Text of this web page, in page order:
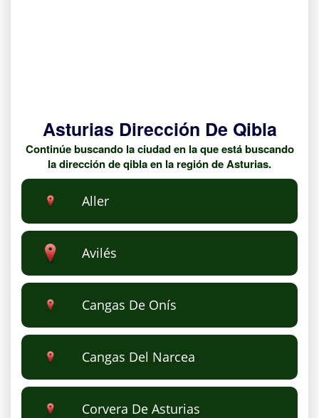
Asturias Dirección De Qibla
Continúe buscando la ciudad en la que está buscando
la dirección de qibla en la región de Asturias.
Aller
Avilés
Cangas De Onís
Cangas Del Narcea
Corvera De Asturias